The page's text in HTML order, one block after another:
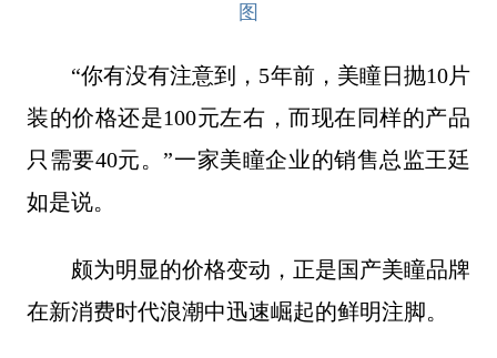
图
“你有没有注意到，5年前，美瞳日抛10片
装的价格还是100元左右，而现在同样的产品
只需要40元。”一家美瞳企业的销售总监王廷
如是说。
颇为明显的价格变动，正是国产美瞳品牌
在新消费时代浪潮中迅速崛起的鲜明注脚。